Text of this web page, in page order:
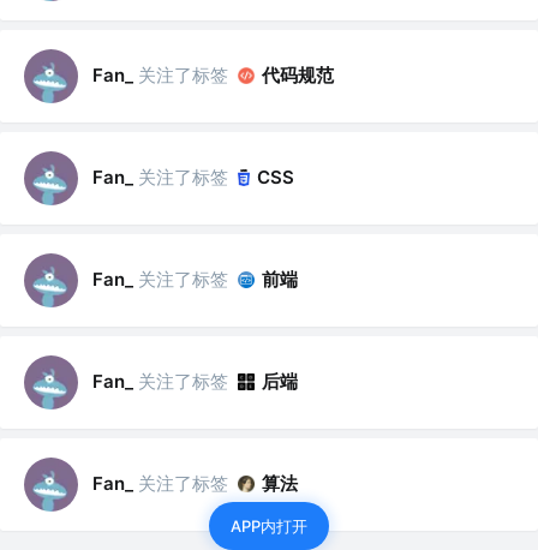
Fan_ 关注了标签 代码规范
Fan_ 关注了标签 CSS
Fan_ 关注了标签 前端
Fan_ 关注了标签 后端
Fan_ 关注了标签 算法
APP内打开